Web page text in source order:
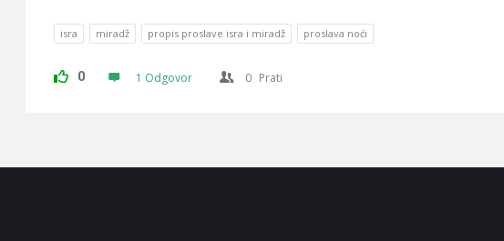
isra miradž propis proslave isra i miradž proslava noći
0 1 Odgovor 0 Prati